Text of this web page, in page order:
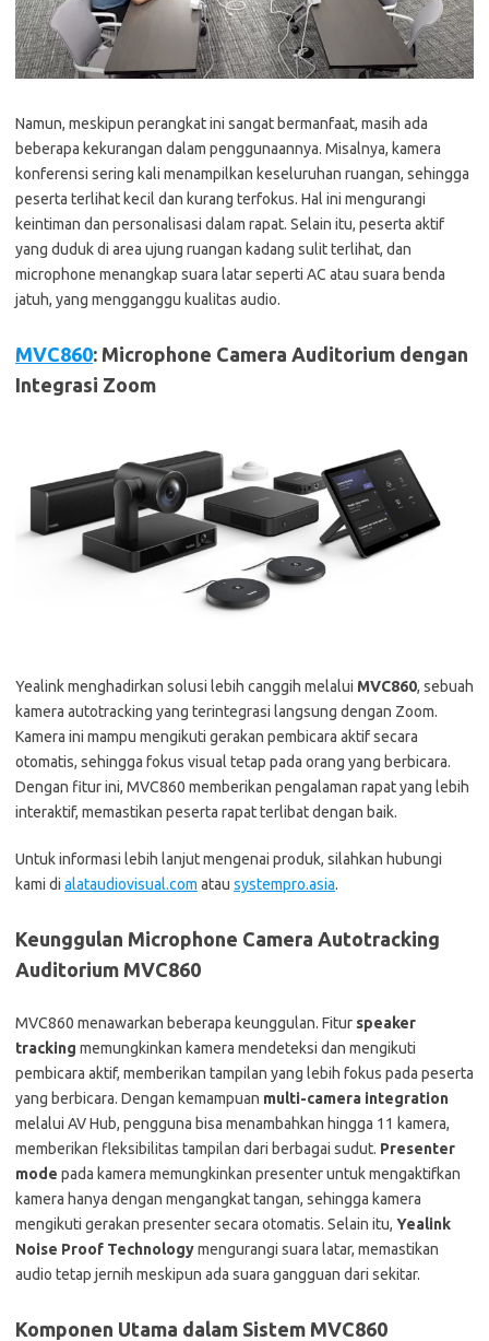
Namun, meskipun perangkat ini sangat bermanfaat, masih ada
beberapa kekurangan dalam penggunaannya. Misalnya, kamera
konferensi sering kali menampilkan keseluruhan ruangan, sehingga
peserta terlihat kecil dan kurang terfokus. Hal ini mengurangi
keintiman dan personalisasi dalam rapat. Selain itu, peserta aktif
yang duduk di area ujung ruangan kadang sulit terlihat, dan
microphone menangkap suara latar seperti AC atau suara benda
jatuh, yang mengganggu kualitas audio.
MVC860: Microphone Camera Auditorium dengan
Integrasi Zoom
Yealink menghadirkan solusi lebih canggih melalui MVC860, sebuah
kamera autotracking yang terintegrasi langsung dengan Zoom.
Kamera ini mampu mengikuti gerakan pembicara aktif secara
otomatis, sehingga fokus visual tetap pada orang yang berbicara.
Dengan fitur ini, MVC860 memberikan pengalaman rapat yang lebih
interaktif, memastikan peserta rapat terlibat dengan baik.
Untuk informasi lebih lanjut mengenai produk, silahkan hubungi
kami di alataudiovisual.com atau systempro.asia.
Keunggulan Microphone Camera Autotracking
Auditorium MVC860
MVC860 menawarkan beberapa keunggulan. Fitur speaker
tracking memungkinkan kamera mendeteksi dan mengikuti
pembicara aktif, memberikan tampilan yang lebih fokus pada peserta
yang berbicara. Dengan kemampuan multi-camera integration
melalui AV Hub, pengguna bisa menambahkan hingga 11 kamera,
memberikan fleksibilitas tampilan dari berbagai sudut. Presenter
mode pada kamera memungkinkan presenter untuk mengaktifkan
kamera hanya dengan mengangkat tangan, sehingga kamera
mengikuti gerakan presenter secara otomatis. Selain itu, Yealink
Noise Proof Technologymengurangi suara latar, memastikan
audio tetap jernih meskipun ada suara gangguan dari sekitar.
Komponen Utama dalam Sistem MVC860